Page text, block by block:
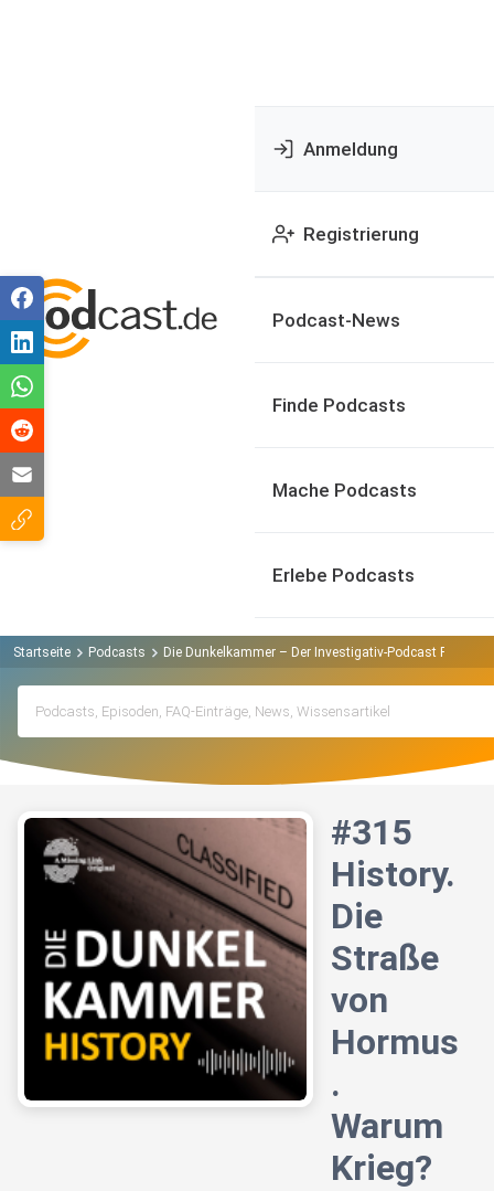
Anmeldung
Registrierung
Podcast-News
Finde Podcasts
Mache Podcasts
Erlebe Podcasts
Startseite Podcasts Die Dunkelkammer – Der Investigativ-Podcast Podcast
#315
History.
Die
Straße
von
Hormus
.
Warum
Krieg?